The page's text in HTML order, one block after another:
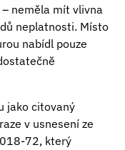
neměla mít vlivna
neplatnosti. Místo
nabídl pouze
jako citovaný
v usnesení ze
72, který